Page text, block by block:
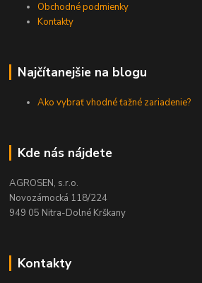
Obchodné podmienky
Kontakty
Najčítanejšie na blogu
Ako vybrať vhodné ťažné zariadenie?
Kde nás nájdete
AGROSEN, s.r.o.
Novozámocká 118/224
949 05 Nitra-Dolné Krškany
Kontakty